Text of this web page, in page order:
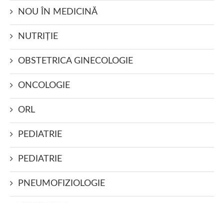
NOU ÎN MEDICINĂ
NUTRIŢIE
OBSTETRICA GINECOLOGIE
ONCOLOGIE
ORL
PEDIATRIE
PEDIATRIE
PNEUMOFIZIOLOGIE